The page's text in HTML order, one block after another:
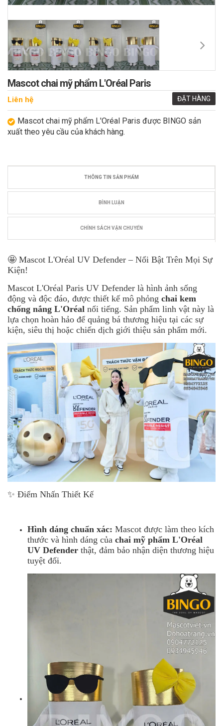
Mascot chai mỹ phẩm L'Oréal Paris
ĐẶT HÀNG
Liên hệ
Mascot chai mỹ phẩm L'Oréal Paris được BINGO sản
xuất theo yêu cầu của khách hàng.
THÔNG TIN SẢN PHẨM
BÌNH LUẬN
CHÍNH SÁCH VẬN CHUYỂN
🤩 Mascot L'Oréal UV Defender – Nổi Bật Trên Mọi Sự
Kiện!
Mascot L'Oréal Paris UV Defender là hình ảnh sống
động và độc đáo, được thiết kế mô phỏng chai kem
chống nắng L'Oréal nổi tiếng. Sản phẩm linh vật này là
lựa chọn hoàn hảo để quảng bá thương hiệu tại các sự
kiện, siêu thị hoặc chiến dịch giới thiệu sản phẩm mới.
✨ Điểm Nhấn Thiết Kế
Hình dáng chuẩn xác: Mascot được làm theo kích
thước và hình dáng của chai mỹ phẩm L'Oréal
UV Defender thật, đảm bảo nhận diện thương hiệu
tuyệt đối.